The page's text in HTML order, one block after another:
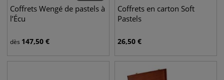
Coffrets Wengé de pastels à
l’Écu
dès 147,50 €
Coffrets en carton Soft
Pastels
26,50 €